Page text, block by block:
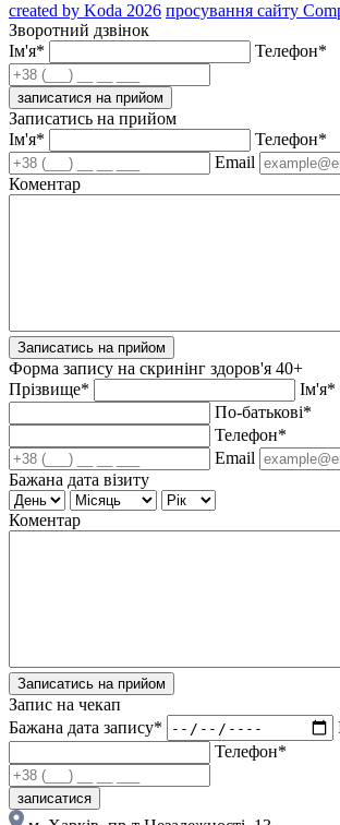
created by Koda 2026 просування сайту
Зворотний дзвінок
Ім'я*
Телефон*
записатися на прийом
Записатись на прийом
Ім'я*
Телефон*
Email
Коментар
Записатись на прийом
Форма запису на скринінг здоров'я 40+
Прізвище*
Ім'я*
По-батькові*
Телефон*
Email
Бажана дата візиту
Коментар
Записатись на прийом
Запис на чекап
Бажана дата запису*
Телефон*
записатися